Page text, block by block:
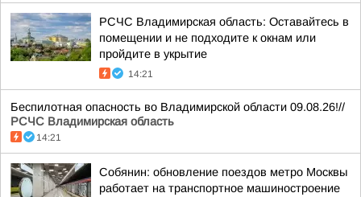
РСЧС Владимирская область: Оставайтесь в
помещении и не подходите к окнам или
пройдите в укрытие
14:21
Беспилотная опасность во Владимирской области 09.08.26!//
РСЧС Владимирская область
14:21
Собянин: обновление поездов метро Москвы
работает на транспортное машиностроение